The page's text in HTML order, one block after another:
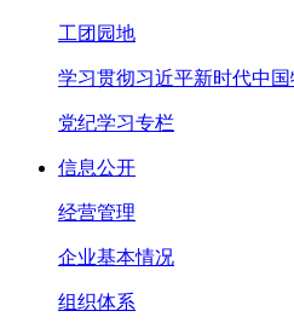
工团园地
学习贯彻习近平新时代中
党纪学习专栏
信息公开
经营管理
企业基本情况
组织体系